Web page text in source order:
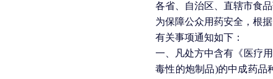
各省、自治区、直辖市食
为保障公众用药安全，根
有关事项通知如下：
一、凡处方中含有《医疗
毒性的炮制品)的中成药品